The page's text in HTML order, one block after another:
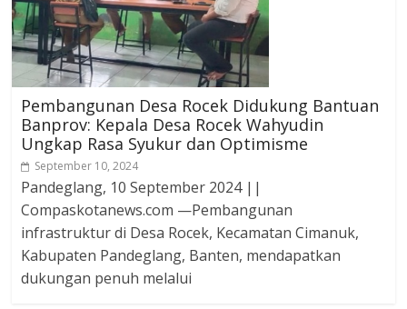
Pembangunan Desa Rocek Didukung Bantuan
Banprov: Kepala Desa Rocek Wahyudin
Ungkap Rasa Syukur dan Optimisme
September 10, 2024
Pandeglang, 10 September 2024 ||
Compaskotanews.com —Pembangunan
infrastruktur di Desa Rocek, Kecamatan Cimanuk,
Kabupaten Pandeglang, Banten, mendapatkan
dukungan penuh melalui